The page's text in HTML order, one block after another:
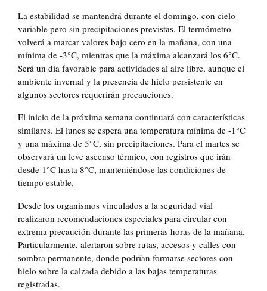
La estabilidad se mantendrá durante el domingo, con cielo
variable pero sin precipitaciones previstas. El termómetro
volverá a marcar valores bajo cero en la mañana, con una
mínima de -3°C, mientras que la máxima alcanzará los 6°C.
Será un día favorable para actividades al aire libre, aunque el
ambiente invernal y la presencia de hielo persistente en
algunos sectores requerirán precauciones.
El inicio de la próxima semana continuará con características
similares. El lunes se espera una temperatura mínima de -1°C
y una máxima de 5°C, sin precipitaciones. Para el martes se
observará un leve ascenso térmico, con registros que irán
desde 1°C hasta 8°C, manteniéndose las condiciones de
tiempo estable.
Desde los organismos vinculados a la seguridad vial
realizaron recomendaciones especiales para circular con
extrema precaución durante las primeras horas de la mañana.
Particularmente, alertaron sobre rutas, accesos y calles con
sombra permanente, donde podrían formarse sectores con
hielo sobre la calzada debido a las bajas temperaturas
registradas.